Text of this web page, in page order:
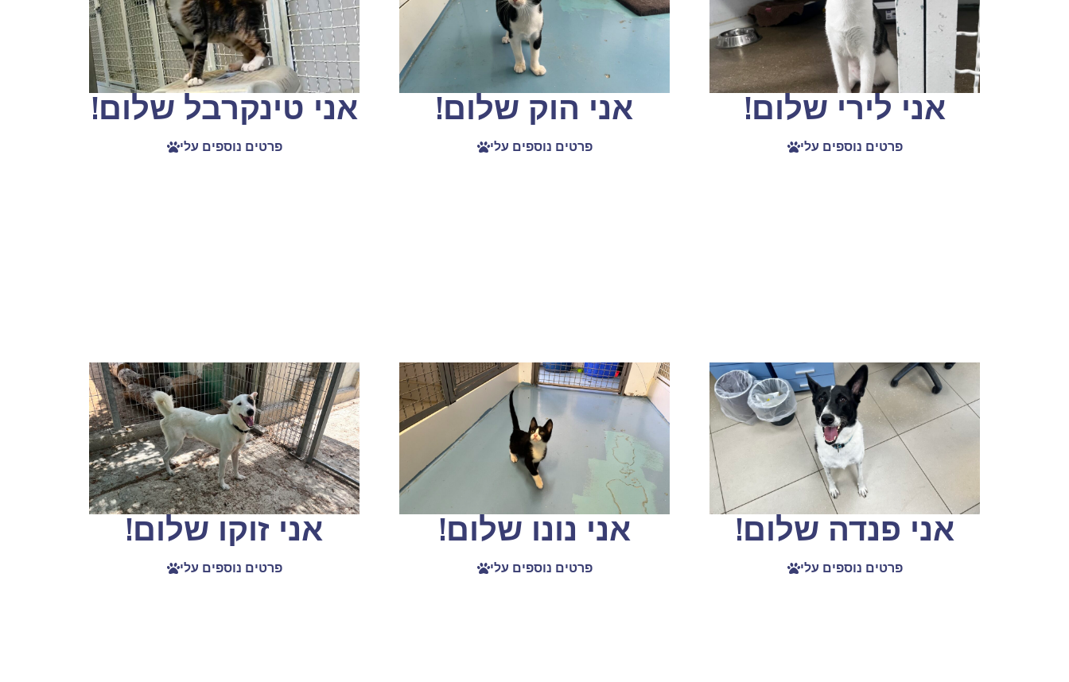
אני לירי שלום!
פרטים נוספים עלי
אני הוק שלום!
פרטים נוספים עלי
אני טינקרבל שלום!
פרטים נוספים עלי
אני פנדה שלום!
פרטים נוספים עלי
אני נונו שלום!
פרטים נוספים עלי
אני זוקו שלום!
פרטים נוספים עלי